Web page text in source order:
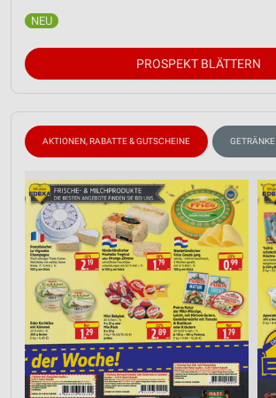
PROSPEKT BLÄTTERN
AKTIONEN, RABATTE & GUTSCHEINE GETRÄNKE